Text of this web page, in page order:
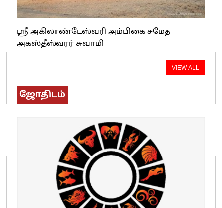
ஸ்ரீ அகிலாண்டேஸ்வரி அம்பிகை சமேத
அகஸ்தீஸ்வரர் சுவாமி
VIEW ALL
ஜோதிடம்